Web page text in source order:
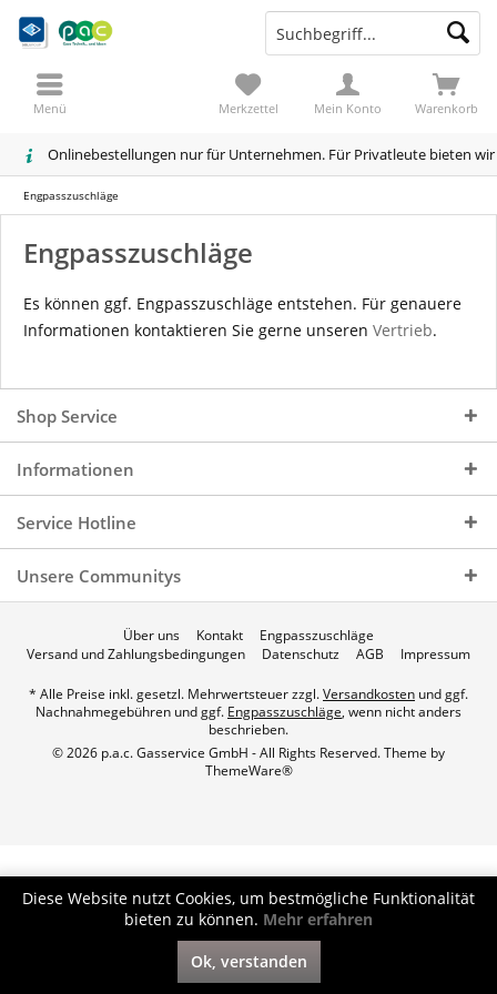
Onlinebestellungen nur für Unternehmen. Für Privatleute bieten
Warenkorb
Merkzettel Mein Konto
Menü
Engpasszuschläge
Engpasszuschläge
Es können ggf. Engpasszuschläge entstehen. Für genauere
Informationen kontaktieren Sie gerne unseren Vertrieb.
Shop Service
Informationen
Service Hotline
Unsere Communitys
Über uns Kontakt
Engpasszuschläge
Versand und Zahlungsbedingungen
Datenschutz AGB Impressum
* Alle Preise inkl. gesetzl. Mehrwertsteuer zzgl.Versandkosten und ggf.
Nachnahmegebühren und ggf. Engpasszuschläge, wenn nicht anders
beschrieben.
© 2026 p.a.c. Gasservice GmbH - All Rights Reserved. Theme by
ThemeWare®
Diese Website nutzt Cookies, um bestmögliche Funktionalität
bieten zu können. Mehr erfahren
Ok, verstanden